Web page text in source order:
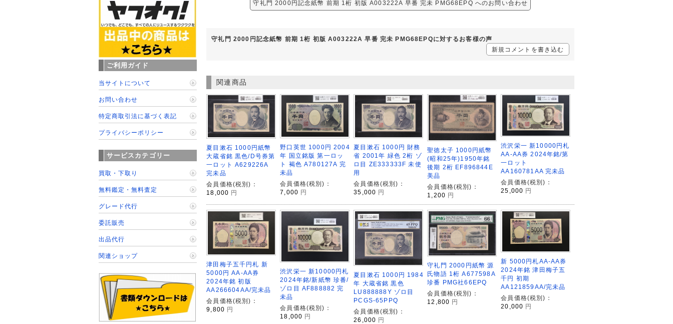
守礼門 2000円記念紙幣 前期 1桁 初版 A003222A 早番 完未 PMG68EPQ へのお問い合わせ
守礼門 2000円記念紙幣 前期 1桁 初版 A003222A 早番 完未 PMG68EPQに対するお客様の声
新規コメントを書き込む
関連商品
夏目漱石 1000円紙幣
大蔵省銘 黒色/D号券第
一ロット A629226A
完未品
会員価格(税別)：
18,000 円
野口英世 1000円 2004
年 国立銘版 第一ロッ
ト 褐色 A780127A 完
未品
会員価格(税別)：
7,000 円
夏目漱石 1000円 財務
省 2001年 緑色 2桁 ゾ
ロ目 ZE333333F 未使
用
会員価格(税別)：
35,000 円
聖徳太子 1000円紙幣
(昭和25年)1950年銘
後期 2桁 EF896844E
美品
会員価格(税別)：
1,200 円
渋沢栄一 新10000円札
AA-AA券 2024年銘/第
一ロット
AA160781AA 完未品
会員価格(税別)：
25,000 円
津田梅子五千円札 新
5000円 AA-AA券
2024年銘 初版
AA266604AA/完未品
会員価格(税別)：
9,800 円
渋沢栄一 新10000円札
2024年銘/新紙幣 珍番/
ゾロ目 AF888882 完
未品
会員価格(税別)：
18,000 円
夏目漱石 1000円 1984
年 大蔵省銘 黒色
LU888888Y ゾロ目
PCGS-65PPQ
会員価格(税別)：
26,000 円
守礼門 2000円紙幣 源
氏物語 1桁 A677598A
珍番 PMG社66EPQ
会員価格(税別)：
12,800 円
新 5000円札AA-AA券
2024年銘 津田梅子五
千円 初期
AA121859AA/完未品
会員価格(税別)：
20,000 円
ご利用ガイド
当サイトについて
お問い合わせ
特定商取引法に基づく表記
プライバシーポリシー
サービスカテゴリー
買取・下取り
無料鑑定・無料査定
グレード代行
委託販売
出品代行
関連ショップ